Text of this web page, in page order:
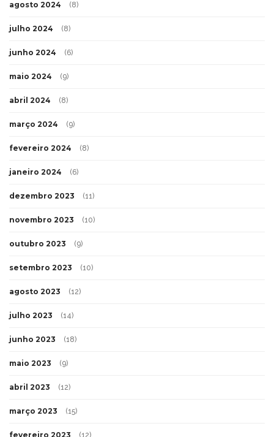
agosto 2024 (8)
julho 2024 (8)
junho 2024 (6)
maio 2024 (9)
abril 2024 (8)
março 2024 (9)
fevereiro 2024 (8)
janeiro 2024 (6)
dezembro 2023 (11)
novembro 2023 (10)
outubro 2023 (9)
setembro 2023 (10)
agosto 2023 (12)
julho 2023 (14)
junho 2023 (18)
maio 2023 (9)
abril 2023 (12)
março 2023 (15)
fevereiro 2023